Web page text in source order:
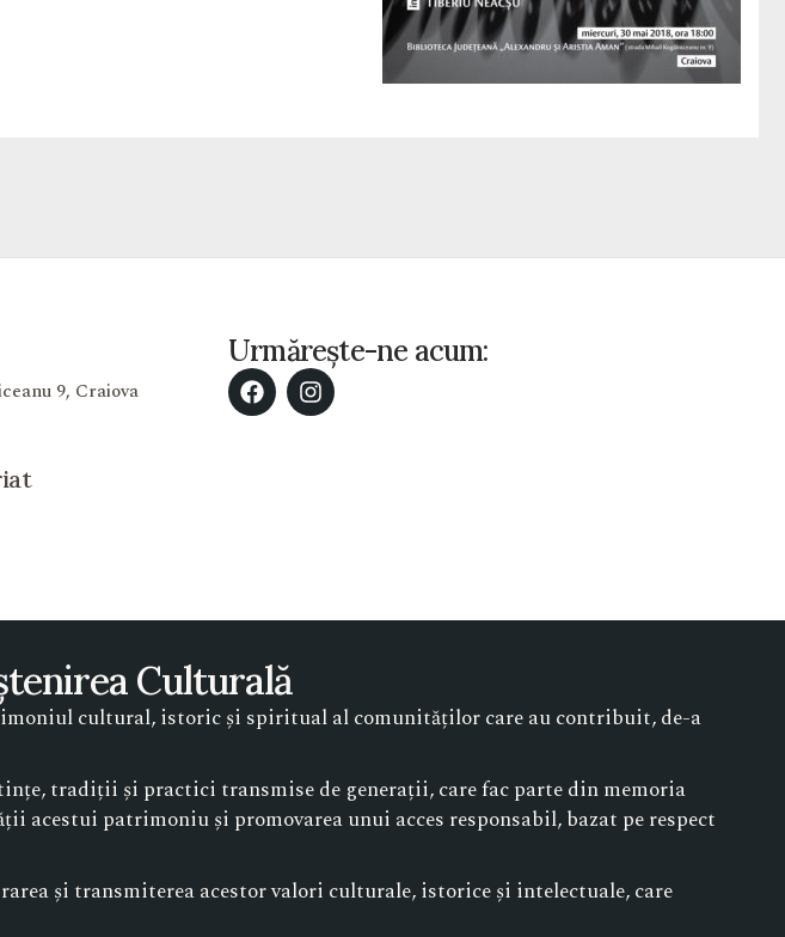
9, Craiova
Urmărește-ne acum:
Culturală
cultural, istoric și spiritual al comunităților care au contribuit, de-a
tradiții și practici transmise de generații, care fac parte din memoria
patrimoniu și promovarea unui acces responsabil, bazat pe respect
și transmiterea acestor valori culturale, istorice și intelectuale, care